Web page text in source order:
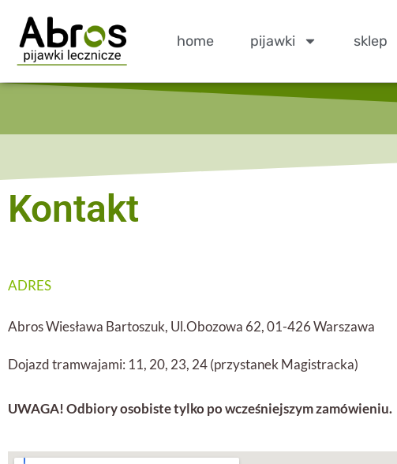
home pijawki sklep
Kontakt
ADRES
Abros Wiesława Bartoszuk, Ul.Obozowa 62, 01-426 Warszawa
Dojazd tramwajami: 11, 20, 23, 24 (przystanek Magistracka)
UWAGA! Odbiory osobiste tylko po wcześniejszym zamówieniu.